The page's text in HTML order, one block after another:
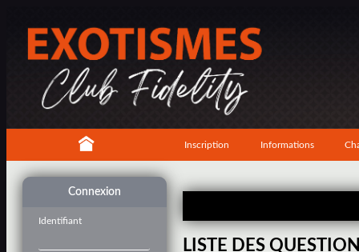
Inscription Informations
Connexion
Identifiant
LISTE DES